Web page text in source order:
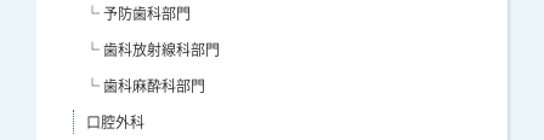
└ 予防歯科部門
└ 歯科放射線科部門
└ 歯科麻酔科部門
口腔外科